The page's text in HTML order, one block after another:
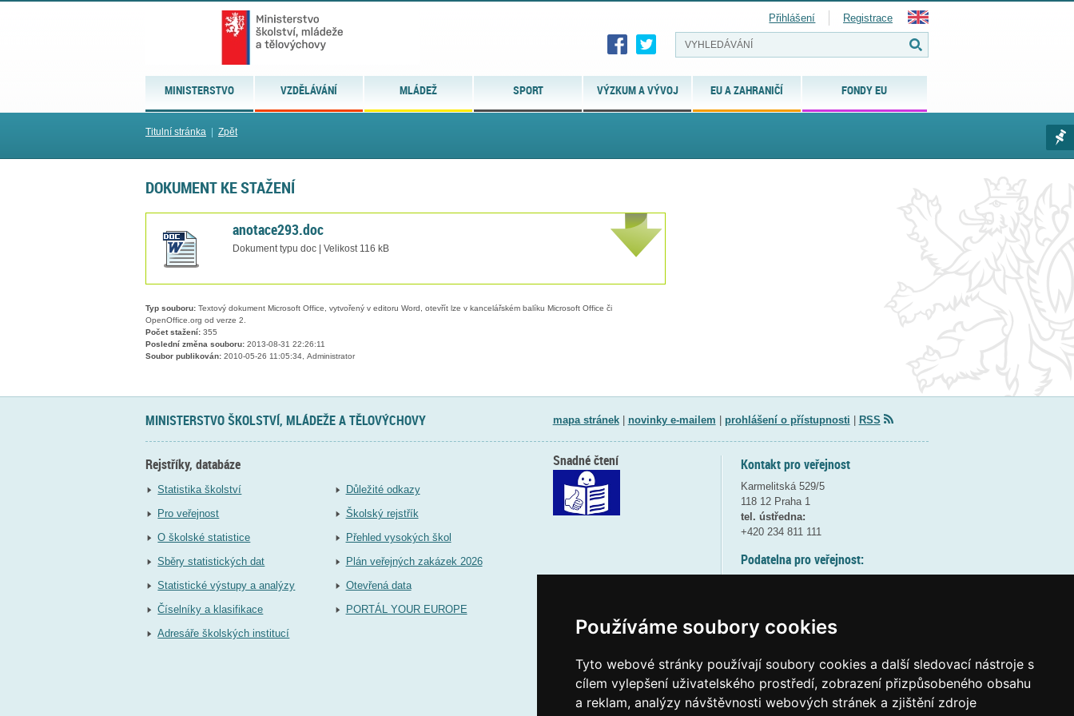
Používáme soubory cookies
Tyto webové stránky používají soubory cookies a další sledovací nástroje s
cílem vylepšení uživatelského prostředí, zobrazení přizpůsobeného obsahu
a reklam, analýzy návštěvnosti webových stránek a zjištění zdroje
MINISTERSTVO VZDĚLÁVÁNÍ MLÁDEŽ SPORT VÝZKUM A VÝVOJ EU A ZAHRANIČÍ FONDY EU
Přihlášení Registrace
Titulní stránka Zpět
DOKUMENT KE STAŽENÍ
anotace293.doc
Dokument typu doc | Velikost 116 kB
Typ souboru: Textový dokument Microsoft Office, vytvořený v editoru Word, otevřít lze v kancelářském balíku Microsoft Office či
OpenOffice.org od verze 2.
Počet stažení: 355
Poslední změna souboru: 2013-08-31 22:26:11
Soubor publikován: 2010-05-26 11:05:34, Administrator
MINISTERSTVO ŠKOLSTVÍ, MLÁDEŽE A TĚLOVÝCHOVY mapa stránek| novinky e-mailem prohlášení o přístupnosti RSS
Rejstříky, databáze
Statistika školství
Pro veřejnost
O školské statistice
Sběry statistických dat
Statistické výstupy a analýzy
Číselníky a klasifikace
Adresáře školských institucí
Důležité odkazy
Školský rejstřík
Přehled vysokých škol
Plán veřejných zakázek 2026
Otevřená data
PORTÁL YOUR EUROPE
Kontakt pro veřejnost
Karmelitská 529/5
118 12 Praha 1
tel. ústředna:
+420 234 811 111
Podatelna pro veřejnost:
(více informací
Elektronická podatelna:
posta@msmtgov cz
Snadné čtení